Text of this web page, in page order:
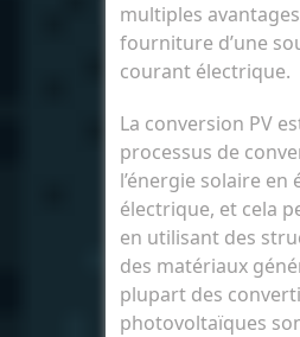
multiples
fourniture d’une
courant électrique.
La conversion PV
processus de
l’énergie solaire en
électrique, et cela
en utilisant des
des matériaux
plupart des
photovoltaïques